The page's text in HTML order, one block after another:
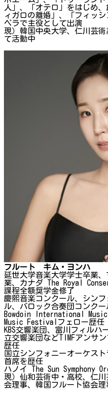
人」、「オテロ」をはじめ
ィガロの離婚」、「フィッ
ペラで主役として出演
現）韓国中央大学、仁川芸
て活動中
フルート キム・ヨンハ
延世大学音楽大学学士卒業
業、カナダ The Royal
課程全額奨学金修了
慶熙音楽コンクール、シン
ル、バロック合奏団コンク
Bowdoin International
Music Festivalフェロー歴任
KBS交響楽団、富川フィル
立交響楽団などTIMFアンサ
歴任
国立シンフォニーオーケス
首席を歴任
ハノイ The Sun Symphony
現）仙和芸術中・高校、仁
会理事、韓国フルート協会理